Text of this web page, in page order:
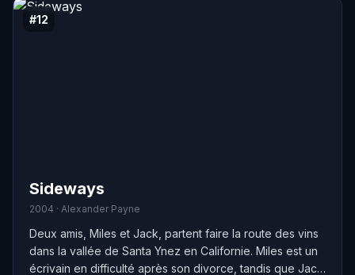
#12
Sideways
2004 · Alexander Payne
Deux amis, Miles et Jack, partent faire la route des vins
dans la vallée de Santa Ynez en Californie. Miles est un
écrivain en difficulté après son divorce, tandis que Jack